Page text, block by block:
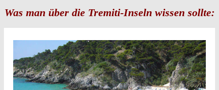
Was man über die Tremiti-Inseln wissen sollte: